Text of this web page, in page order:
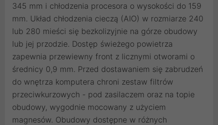
345 mm i chłodzenia procesora o wysokości do 159
mm. Układ chłodzenia cieczą (AIO) w rozmiarze 240
lub 280 mieści się bezkolizyjnie na górze obudowy
lub jej przodzie. Dostęp świeżego powietrza
zapewnia przewiewny front z licznymi otworami o
średnicy 0,9 mm. Przed dostawaniem się zabrudzeń
do wnętrza komputera chroni zestaw filtrów
przeciwkurzowych - pod zasilaczem oraz na topie
obudowy, wygodnie mocowany z użyciem
magnesów. Obudowy dostępne w różnych